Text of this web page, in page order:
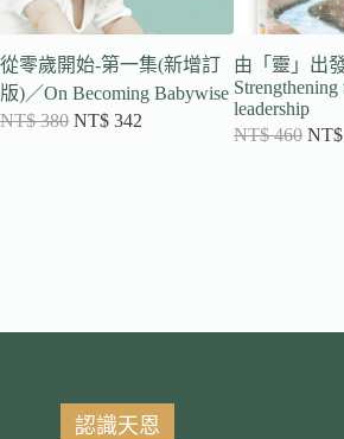
從零歲開始-第一集(新增訂
版)／On Becoming Babywise
NT$380 NT$ 342
由「靈」出
leadership
NT$460 NT$
認識天恩